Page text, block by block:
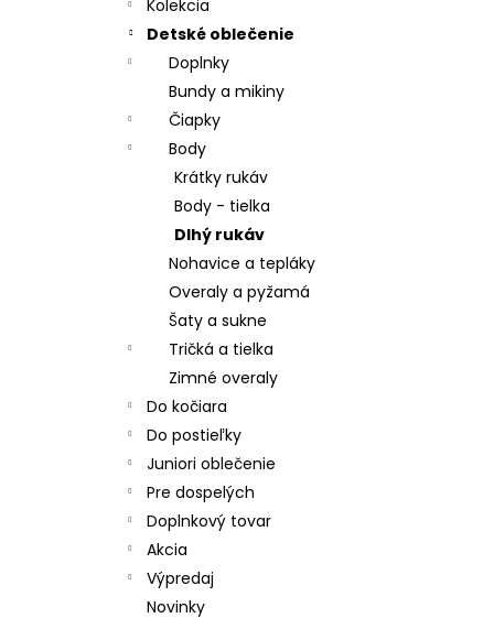
Kolekcia
Detské oblečenie
Doplnky
Bundy a mikiny
Čiapky
Body
Krátky rukáv
Body - tielka
Dlhý rukáv
Nohavice a tepláky
Overaly a pyžamá
Šaty a sukne
Tričká a tielka
Zimné overaly
Do kočiara
Do postieľky
Juniori oblečenie
Pre dospelých
Doplnkový tovar
Akcia
Výpredaj
Novinky